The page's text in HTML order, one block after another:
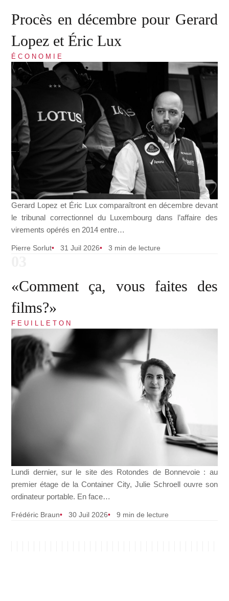
Procès en décembre pour Gerard
Lopez et Éric Lux
ÉCONOMIE
Gerard Lopez et Éric Lux comparaîtront en décembre devant
le tribunal correctionnel du Luxembourg dans l’affaire des
virements opérés en 2014 entre…
Pierre Sorlut 31 Juil 2026 3 min de lecture
«Comment ça, vous faites des
films?»
FEUILLETON
Lundi dernier, sur le site des Rotondes de Bonnevoie : au
premier étage de la Container City, Julie Schroell ouvre son
ordinateur portable. En face…
Frédéric Braun 30 Juil 2026 9 min de lecture